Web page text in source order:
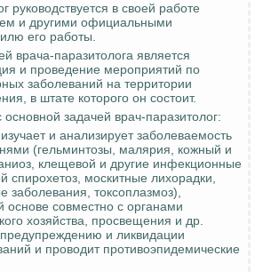
руководствуется в своей работе
и другими официальными
его работы.
врача-паразитолога является
и проведение мероприятий по
заболеваний на территории
в штате которого он состоит.
основной задачей врач-паразитолог:
и анализирует заболеваемость
(гельминтозы, малярия, кожный и
клещевой и другие инфекционные
спирохетоз, москитные лихорадки,
заболевания, токсоплазмоз),
основе совместно с органами
хозяйства, просвещения и др.
и ликвидации
и проводит противоэпидемические